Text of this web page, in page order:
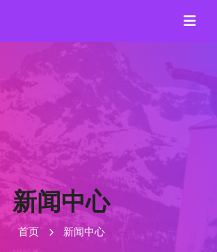
新闻中心
首页 新闻中心